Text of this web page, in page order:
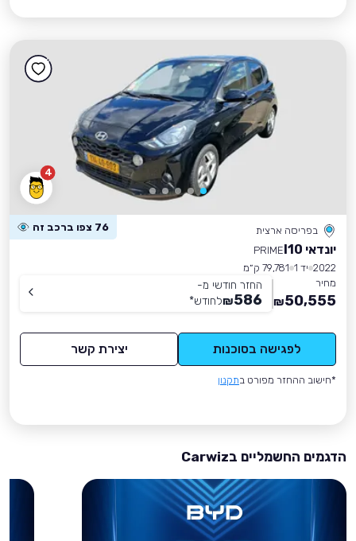
4
בפריסה ארצית 76 צפו ברכב זה
יונדאי I10
PRIME
2022 יד 1
79,781 ק״מ
מחיר
50,555
₪
החזר חודשי מ-
586
₪לחודש*
לפגישה בסוכנות יצירת קשר
*חישוב ההחזר מפורט בתקנון
הדגמים החשמליים בCarwiz